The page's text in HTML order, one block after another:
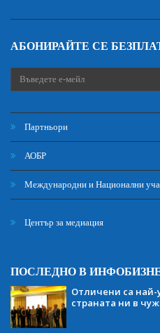
АБОНИРАЙТЕ СЕ
Партньори
АОБР
Международни и Национални
Център за медиация
ПОСЛЕДНО В
Отличени са най-
страната ни в